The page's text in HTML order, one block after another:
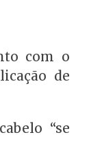
com o
de
“se